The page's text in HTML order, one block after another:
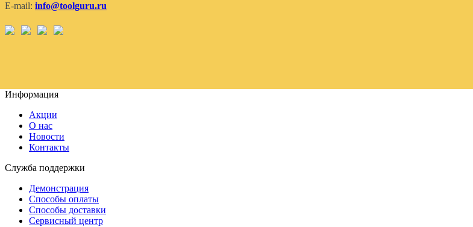
E-mail: info@toolguru.ru
Информация
Акции
О нас
Новости
Контакты
Служба поддержки
Демонстрация
Способы оплаты
Способы доставки
Сервисный центр